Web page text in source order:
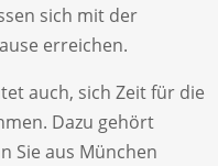
sich mit der
erreichen.
auch, sich Zeit für die
Dazu gehört
Sie aus München